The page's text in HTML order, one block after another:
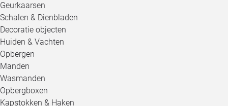
Geurkaarsen
Schalen & Dienbladen
Decoratie objecten
Huiden & Vachten
Opbergen
Manden
Wasmanden
Opbergboxen
Kapstokken & Haken